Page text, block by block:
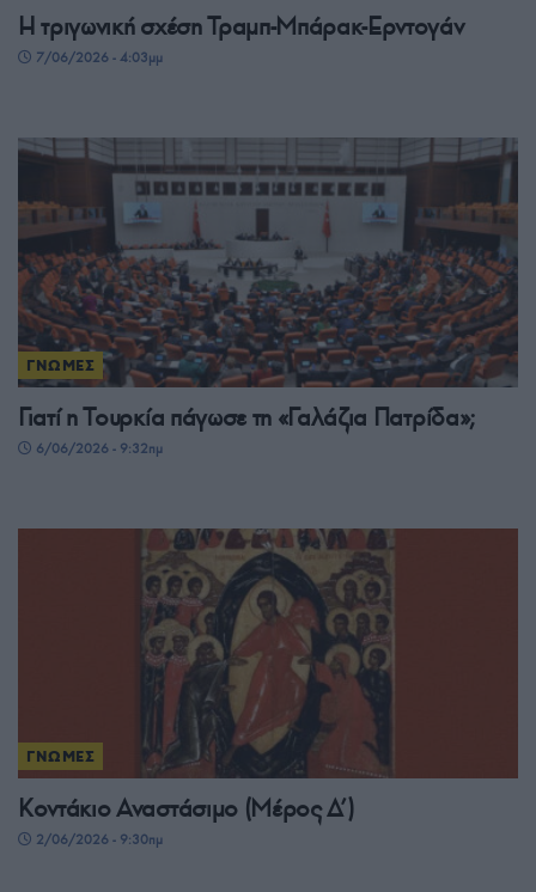
Η τριγωνική σχέση Τραμπ-Μπάρακ-Ερντογάν
7/06/2026 - 4:03μμ
ΓΝΩΜΕΣ
Γιατί η Τουρκία πάγωσε τη «Γαλάζια Πατρίδα»;
6/06/2026 - 9:32πμ
ΓΝΩΜΕΣ
Κοντάκιο Αναστάσιμο (Μέρος Δ’)
2/06/2026 - 9:30πμ